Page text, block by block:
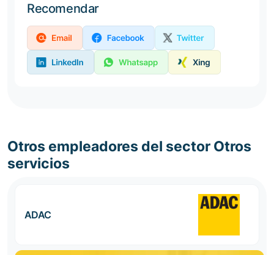
Recomendar
Otros empleadores del sector Otros
servicios
ADAC